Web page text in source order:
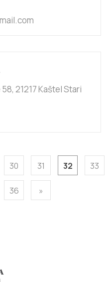
21217 Kaštel Stari
30 31 32 33
36 »